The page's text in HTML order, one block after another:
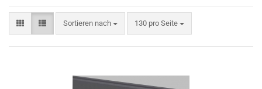
Sortieren nach 130 pro Seite